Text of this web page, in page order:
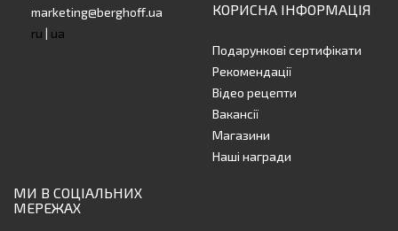
marketing@berghoff.ua
ru | ua
КОРИСНА ІНФОРМАЦІЯ
Подарункові сертифікати
Рекомендації
Відео рецепти
Вакансії
Магазини
Наші награди
МИ В СОЦІАЛЬНИХ
МЕРЕЖАХ